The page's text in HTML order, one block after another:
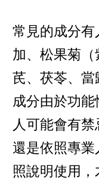
常見的成分
加、松果菊
芪、茯苓、
成分由於功
人可能會有
還是依照專
照說明使用